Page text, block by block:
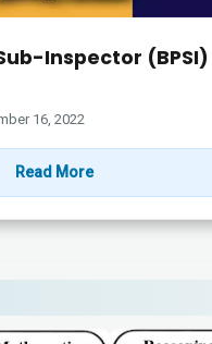
Inspector (BPSI)
16, 2022
Read More